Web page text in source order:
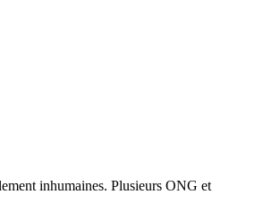
inhumaines. Plusieurs ONG et